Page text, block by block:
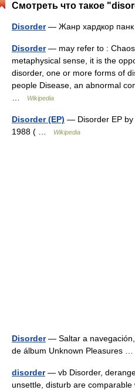
Смотреть что такое
Disorder— Жанр хардкор
Disorder— may refer to :
metaphysical sense, it is the
disorder, one or more forms of
people Disease, an abnormal
Wikipedia
Disorder (EP) — Disorder EP by
1988 ( …
Wikipedia
Disorder— Saltar a navegación,
de álbum Unknown Pleasures …
disorder— vb Disorder,
unsettle, disturb are